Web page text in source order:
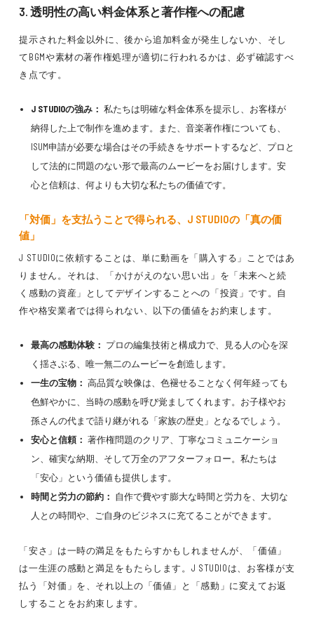
3. 透明性の高い料金体系と著作権への配慮
提示された料金以外に、後から追加料金が発生しないか、そし
てBGMや素材の著作権処理が適切に行われるかは、必ず確認すべ
き点です。
J STUDIOの強み： 私たちは明確な料金体系を提示し、お客様が
納得した上で制作を進めます。また、音楽著作権についても、
ISUM申請が必要な場合はその手続きをサポートするなど、プロと
して法的に問題のない形で最高のムービーをお届けします。安
心と信頼は、何よりも大切な私たちの価値です。
「対価」を支払うことで得られる、J STUDIOの「真の価
値」
J STUDIOに依頼することは、単に動画を「購入する」ことではあ
りません。それは、「かけがえのない思い出」を「未来へと続
く感動の資産」としてデザインすることへの「投資」です。自
作や格安業者では得られない、以下の価値をお約束します。
最高の感動体験： プロの編集技術と構成力で、見る人の心を深
く揺さぶる、唯一無二のムービーを創造します。
一生の宝物： 高品質な映像は、色褪せることなく何年経っても
色鮮やかに、当時の感動を呼び覚ましてくれます。お子様やお
孫さんの代まで語り継がれる「家族の歴史」となるでしょう。
安心と信頼： 著作権問題のクリア、丁寧なコミュニケーショ
ン、確実な納期、そして万全のアフターフォロー。私たちは
「安心」という価値も提供します。
時間と労力の節約： 自作で費やす膨大な時間と労力を、大切な
人との時間や、ご自身のビジネスに充てることができます。
「安さ」は一時の満足をもたらすかもしれませんが、「価値」
は一生涯の感動と満足をもたらします。J STUDIOは、お客様が支
払う「対価」を、それ以上の「価値」と「感動」に変えてお返
しすることをお約束します。